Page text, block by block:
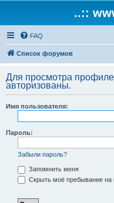
..::
FAQ
Список форумов
Для просмотра
авторизованы.
Имя пользователя:
Пароль:
Забыли пароль?
Запомнить меня
Скрыть моё пребывание на